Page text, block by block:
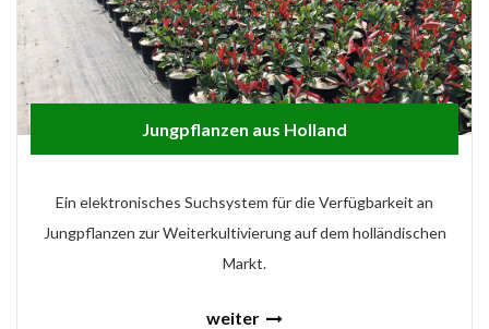
Jungpflanzen aus Holland
Ein elektronisches Suchsystem für die Verfügbarkeit an
Jungpflanzen zur Weiterkultivierung auf dem holländischen
Markt.
weiter